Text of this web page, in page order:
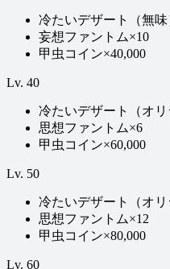
冷たいデザート（無味
妄想ファントム×10
甲虫コイン×40,000
Lv. 40
冷たいデザート（オリ
思想ファントム×6
甲虫コイン×60,000
Lv. 50
冷たいデザート（オリ
思想ファントム×12
甲虫コイン×80,000
Lv. 60